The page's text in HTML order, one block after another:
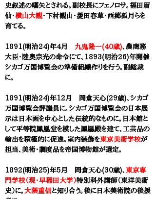
史叙述の嚆矢とされる。副校長にフェノロサ。福田眉
仙・横山大観・下村観山・菱田春草・西郷孤月らを
育てる。
1891(明治24)年４月 九鬼隆一(40歳)、農商務
大臣・陸奥宗光の命令にて、1893(明治26)年開催
シカゴ万国博覧会の準備組織作りを行う。副総裁
に。
1891(明治24)年12月 岡倉天心(29歳)、シカゴ
万国博覧会評議員に。シカゴ万国博覧会の日本展
示は日本画を中心とした伝統的なものに。日本館と
して平等院鳳凰堂を模した鳳凰殿を建て、工芸品の
輸出を積極的に促進。室内装飾を東京美術学校が
担当、美術・調度品を帝国博物館が選定。
1892(明治25)年5月 岡倉天心(30歳)、 東京専
門学校（現・早稲田大学）特別科外講師（東洋美術
史）に。 大隈重信と知り合う。後に日本美術院の後援